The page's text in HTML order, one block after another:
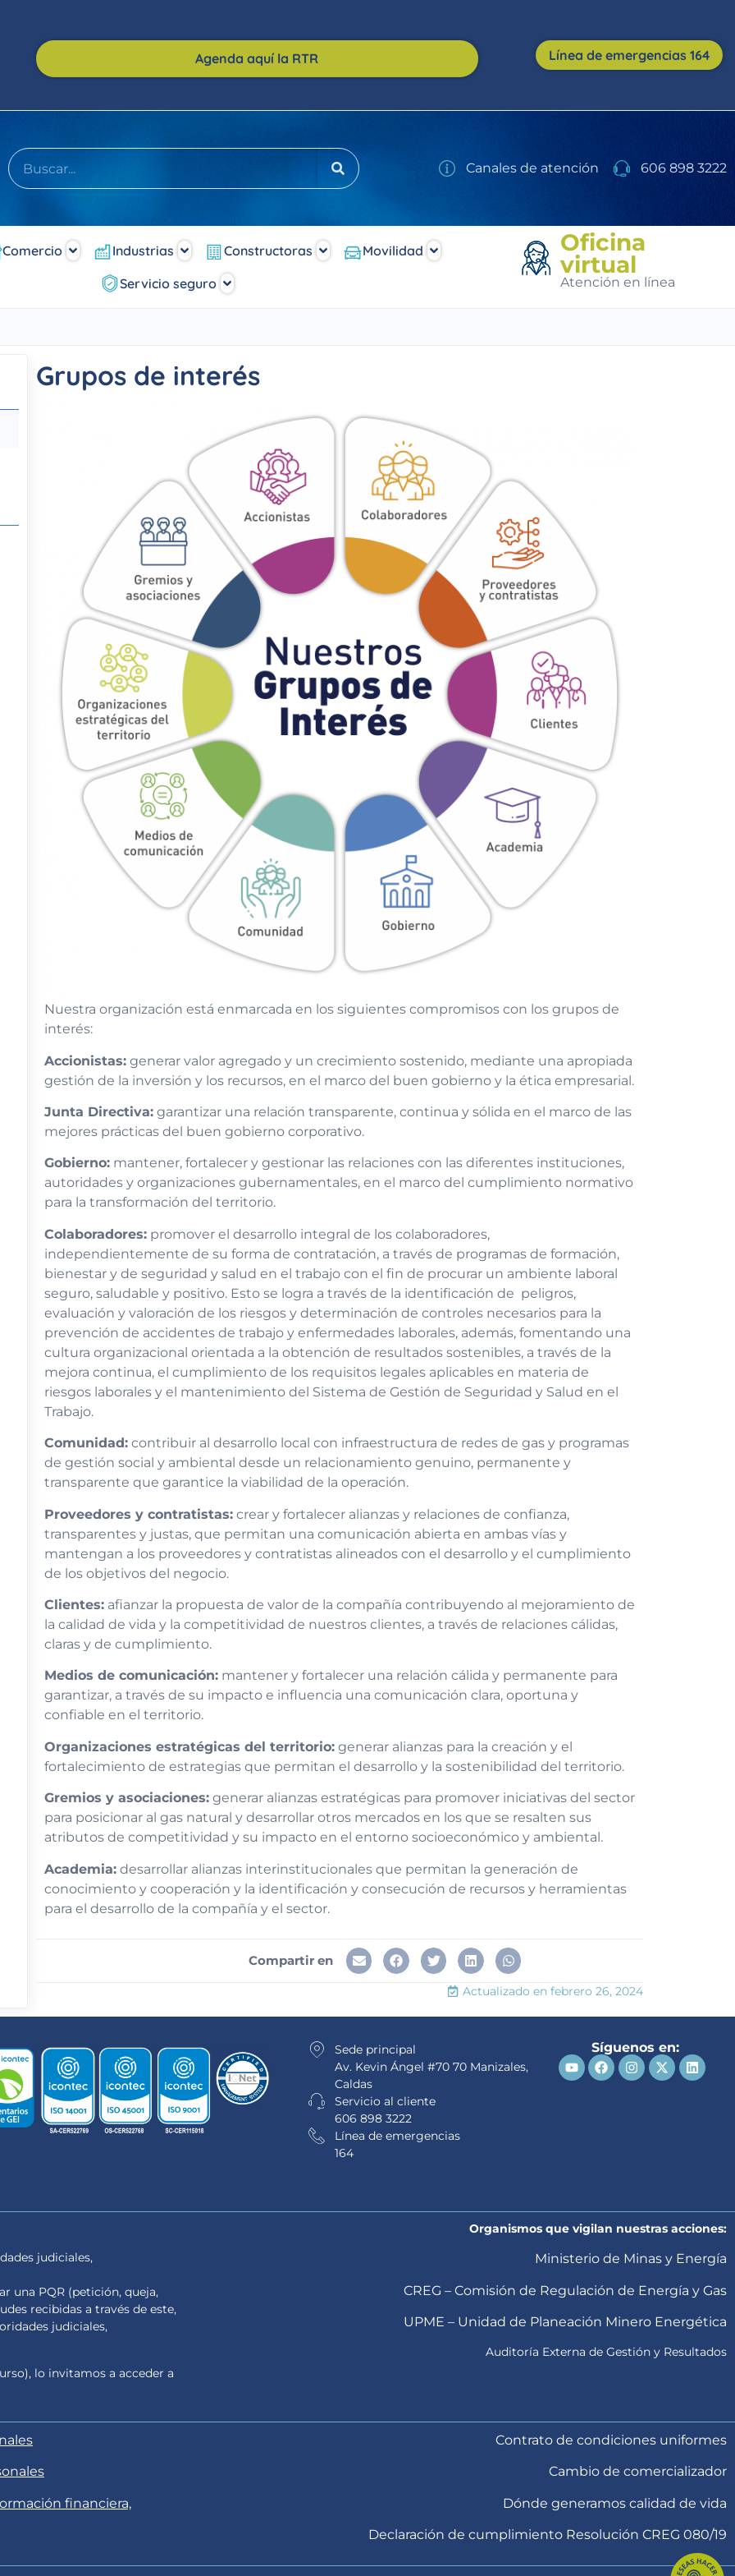
Agenda aquí la RTR Línea de emergencias 164
Canales de atención 606 898 3222
Comercio Industrias Constructoras
Movilidad
Servicio seguro
Oficina
virtual
Atención en línea
Grupos de interés
Nuestra organización está enmarcada en los siguientes compromisos con los grupos de
interés:
Accionistas:generar valor agregado y un crecimiento sostenido, mediante una apropiada
gestión de la inversión y los recursos, en el marco del buen gobierno y la ética empresarial.
Junta Directiva:garantizar una relación transparente, continua y sólida en el marco de las
mejores prácticas del buen gobierno corporativo.
Gobierno:mantener, fortalecer y gestionar las relaciones con las diferentes instituciones,
autoridades y organizaciones gubernamentales, en el marco del cumplimiento normativo
para la transformación del territorio.
Colaboradores:promover el desarrollo integral de los colaboradores,
independientemente de su forma de contratación, a través de programas de formación,
bienestar y de seguridad y salud en el trabajo con el fin de procurar un ambiente laboral
seguro, saludable y positivo. Esto se logra a través de la identificación de peligros,
evaluación y valoración de los riesgos y determinación de controles necesarios para la
prevención de accidentes de trabajo y enfermedades laborales, además, fomentando una
cultura organizacional orientada a la obtención de resultados sostenibles, a través de la
mejora continua, el cumplimiento de los requisitos legales aplicables en materia de
riesgos laborales y el mantenimiento del Sistema de Gestión de Seguridad y Salud en el
Trabajo.
Comunidad:contribuir al desarrollo local con infraestructura de redes de gas y programas
de gestión social y ambiental desde un relacionamiento genuino, permanente y
transparente que garantice la viabilidad de la operación.
Proveedores y contratistas:crear y fortalecer alianzas y relaciones de confianza,
transparentes y justas, que permitan una comunicación abierta en ambas vías y
mantengan a los proveedores y contratistas alineados con el desarrollo y el cumplimiento
de los objetivos del negocio.
Clientes:afianzar la propuesta de valor de la compañía contribuyendo al mejoramiento de
la calidad de vida y la competitividad de nuestros clientes, a través de relaciones cálidas,
claras y de cumplimiento.
Medios de comunicación:mantener y fortalecer una relación cálida y permanente para
garantizar, a través de su impacto e influencia una comunicación clara, oportuna y
confiable en el territorio.
Organizaciones estratégicas del territorio:generar alianzas para la creación y el
fortalecimiento de estrategias que permitan el desarrollo y la sostenibilidad del territorio.
Gremios y asociaciones:generar alianzas estratégicas para promover iniciativas del sector
para posicionar al gas natural y desarrollar otros mercados en los que se resalten sus
atributos de competitividad y su impacto en el entorno socioeconómico y ambiental.
Academia:desarrollar alianzas interinstitucionales que permitan la generación de
conocimiento y cooperación y la identificación y consecución de recursos y herramientas
para el desarrollo de la compañía y el sector.
Compartir en
Actualizado en febrero 26, 2024
Sede principal
Av. Kevin Ángel #70 70 Manizales,
Caldas
Servicio al cliente
606 898 3222
Línea de emergencias
164
Síguenos en:
judiciales,
una PQR (petición, queja,
recibidas a través de este,
judiciales,
lo invitamos a acceder a
Organismos que vigilan nuestras acciones:
Ministerio de Minas y Energía
CREG – Comisión de Regulación de Energía y Gas
UPME – Unidad de Planeación Minero Energética
Auditoría Externa de Gestión y Resultados
financiera,
Contrato de condiciones uniformes
Cambio de comercializador
Dónde generamos calidad de vida
Declaración de cumplimiento Resolución CREG 080/19